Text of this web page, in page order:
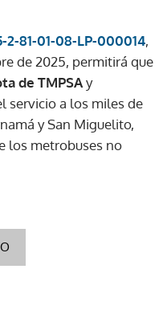
2-81-01-08-LP-000014,
de 2025, permitirá que
de TMPSAy
servicio a los miles de
y San Miguelito,
los metrobuses no